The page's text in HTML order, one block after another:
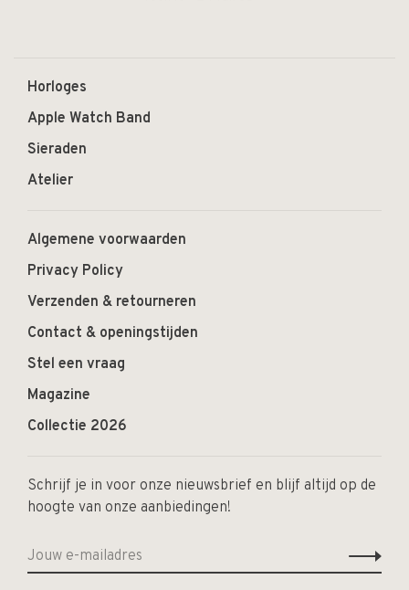
Horloges
Apple Watch Band
Sieraden
Atelier
Algemene voorwaarden
Privacy Policy
Verzenden & retourneren
Contact & openingstijden
Stel een vraag
Magazine
Collectie 2026
Schrijf je in voor onze nieuwsbrief en blijf altijd op de
hoogte van onze aanbiedingen!